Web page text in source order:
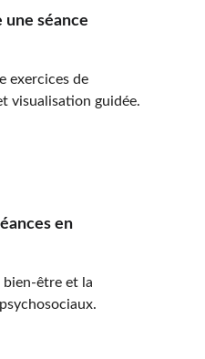
une séance
exercices de
visualisation guidée.
en
être et la